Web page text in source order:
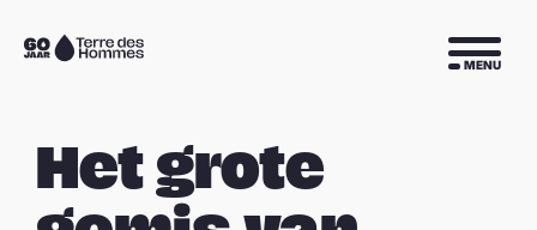
Sla navigatie over
Naar
MENU
Het grote